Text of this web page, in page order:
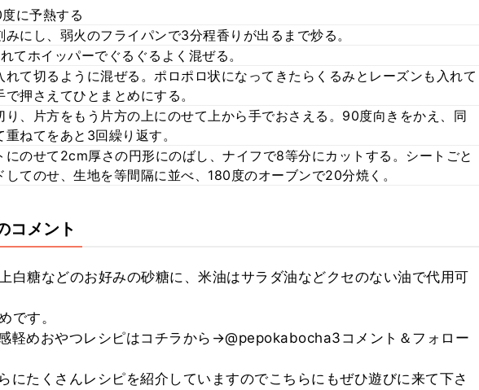
に予熱する
みにし、弱火のフライパンで3分程香りが出るまで炒る。
てホイッパーでぐるぐるよく混ぜる。
れて切るように混ぜる。ポロポロ状になってきたらくるみとレーズンも入れて
押さえてひとまとめにする。
り、片方をもう片方の上にのせて上から手でおさえる。90度向きをかえ、同
重ねてをあと3回繰り返す。
にのせて2cm厚さの円形にのばし、ナイフで8等分にカットする。シートごと
してのせ、生地を等間隔に並べ、180度のオーブンで20分焼く。
コメント
白糖などのお好みの砂糖に、米油はサラダ油などクセのない油で代用可
です。
軽めおやつレシピはコチラから→@pepokabocha3コメント＆フォロー
にたくさんレシピを紹介していますのでこちらにもぜひ遊びに来て下さ